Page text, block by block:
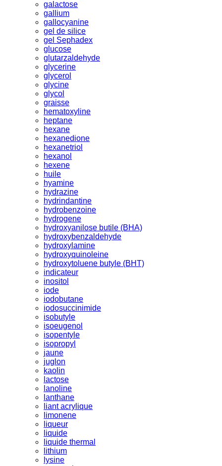
galactose
gallium
gallocyanine
gel de silice
gel Sephadex
glucose
glutarzaldehyde
glycerine
glycerol
glycine
glycol
graisse
hematoxyline
heptane
hexane
hexanedione
hexanetriol
hexanol
hexene
huile
hyamine
hydrazine
hydrindantine
hydrobenzoine
hydrogene
hydroxyanilose butile (BHA)
hydroxybenzaldehyde
hydroxylamine
hydroxyquinoleine
hydroxytoluene butyle (BHT)
indicateur
inositol
iode
iodobutane
iodosuccinimide
isobutyle
isoeugenol
isopentyle
isopropyl
jaune
juglon
kaolin
lactose
lanoline
lanthane
liant acrylique
limonene
liqueur
liquide
liquide thermal
lithium
lysine